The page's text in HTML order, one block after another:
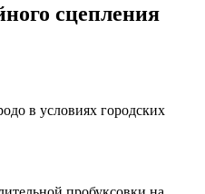
сцепления
в условиях городских